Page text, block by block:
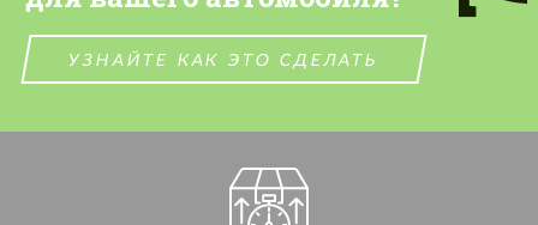
УЗНАЙТЕ КАК ЭТО СДЕЛАТЬ
Мы говорим на вашем языке
Мы говорим на вашем языке